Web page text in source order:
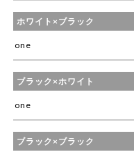
ホワイト×ブラック
one
ブラック×ホワイト
one
ブラック×ブラック